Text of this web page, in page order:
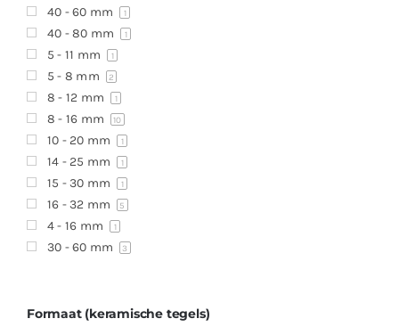
40 - 60 mm 1
40 - 80 mm 1
5 - 11 mm 1
5 - 8 mm 2
8 - 12 mm 1
8 - 16 mm 10
10 - 20 mm 1
14 - 25 mm 1
15 - 30 mm 1
16 - 32 mm 5
4 - 16 mm 1
30 - 60 mm 3
Formaat (keramische tegels)